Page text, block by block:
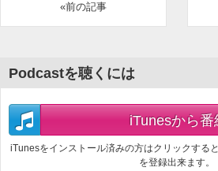
«前の記事
Podcastを聴くには
iTunesから番
iTunesをインストール済みの方はクリックする
を登録出来ます。